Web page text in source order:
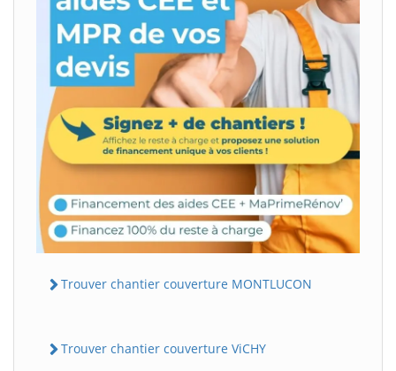
Trouver chantier couverture MONTLUCON
Trouver chantier couverture ViCHY